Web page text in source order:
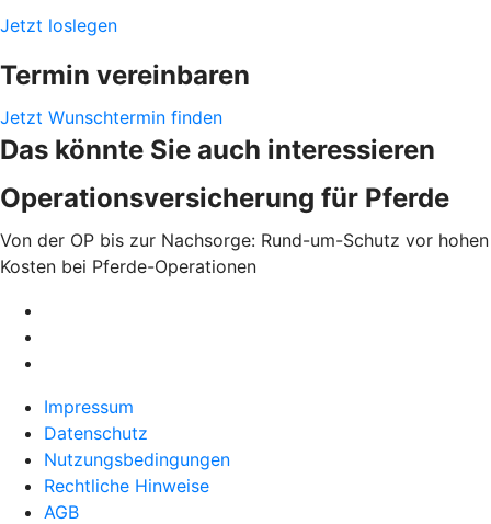
Jetzt loslegen
Termin vereinbaren
Jetzt Wunschtermin finden
Das könnte Sie auch interessieren
Operationsversicherung für Pferde
Von der OP bis zur Nachsorge: Rund-um-Schutz vor hohen
Kosten bei Pferde-Operationen
Impressum
Datenschutz
Nutzungsbedingungen
Rechtliche Hinweise
AGB